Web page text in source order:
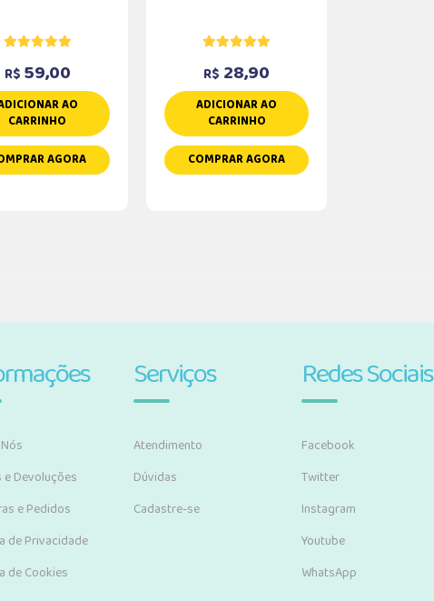
R$ 59,00
AO
CARRINHO
AGORA
R$ 28,90
ADICIONAR AO
CARRINHO
COMPRAR AGORA
e Devoluções
e Pedidos
de Privacidade
de Cookies
Serviços
Atendimento
Dúvidas
Cadastre-se
Redes Sociais
Facebook
Twitter
Instagram
Youtube
WhatsApp